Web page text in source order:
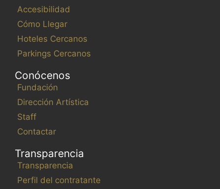
Accesibilidad
Cómo Llegar
Hoteles Cercanos
Parkings Cercanos
Conócenos
Fundación
Dirección Artística
Staff
Contactar
Transparencia
Transparencia
Perfil del contratante